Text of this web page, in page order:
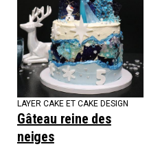
LAYER CAKE ET CAKE DESIGN
Gâteau reine des
neiges